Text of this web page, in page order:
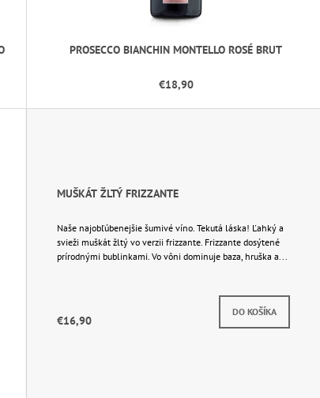
PROSECCO BIANCHIN MONTELLO ROSÉ BRUT
€18,90
MUŠKÁT ŽLTÝ FRIZZANTE
Naše najobľúbenejšie šumivé víno. Tekutá láska! Ľahký a
svieži muškát žltý vo verzii frizzante. Frizzante dosýtené
prírodnými bublinkami. Vo vôni dominuje baza, hruška a...
€16,90
DO KOŠÍKA
Skladom